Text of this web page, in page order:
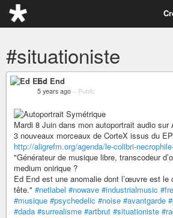
#situationiste
Ed End
5 years ago – Public
Mardi 8 Juin dans mon autoportrait audio
3 nouveaux morceaux de CorteX issus du
http://aligrefm.org/agenda/le-colibri-
"Générateur de musique libre, transcodeur
medium onirique ?
Ed End est une anomalie dont l’œuvre est le
tête." #netlabel #nowave #industrialmusic
#musique #psychedelic #noise #avantgarde
#dada #surrealisme #artbrut #situationiste